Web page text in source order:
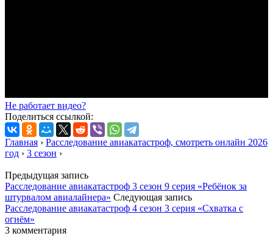
Не работает видео?
Поделиться ссылкой:
Главная › Расследование авиакатастроф, смотреть онлайн 2026
год › 3 сезон ›
Предыдущая запись
Расследование авиакатастроф 3 сезон 9 серия «Ребёнок за
штурвалом авиалайнера» Следующая запись
Расследование авиакатастроф 4 сезон 3 серия «Схватка с
огнём»
3 комментария